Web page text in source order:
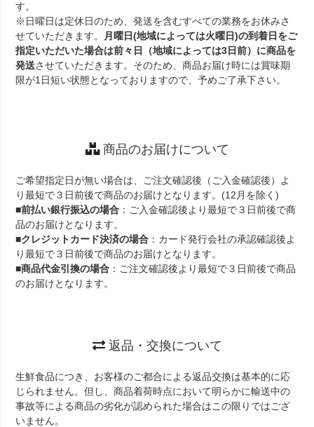
す。
※日曜日は定休日のため、発送を含むすべての業務をお休みさ
せていただきます。
月曜日(地域によっては火曜日)の到着日をご
指定いただいた場合は前々日（地域によっては3日前）に商品を
発送させていただきます。そのため、商品お届け時には賞味期
限が1日短い状態となっておりますので、予めご了承下さい。
商品のお届けについて
ご希望指定日が無い場合は、ご注文確認後（ご入金確認後）よ
り最短で３日前後で商品のお届けとなります。(12月を除く)
■前払い銀行振込の場合 ：ご入金確認後より最短で３日前後で商
品のお届けとなります。
■クレジットカード決済の場合 ：カード発行会社の承認確認後よ
り最短で３日前後で商品のお届けとなります。
■商品代金引換の場合 ：ご注文確認後より最短で３日前後で商品
のお届けとなります。
返品・交換について
生鮮食品につき、お客様のご都合による返品交換は基本的に応
じられません。但し、商品着荷時点において明らかに輸送中の
事故等による商品の劣化が認められた場合はこの限りではござ
いません。